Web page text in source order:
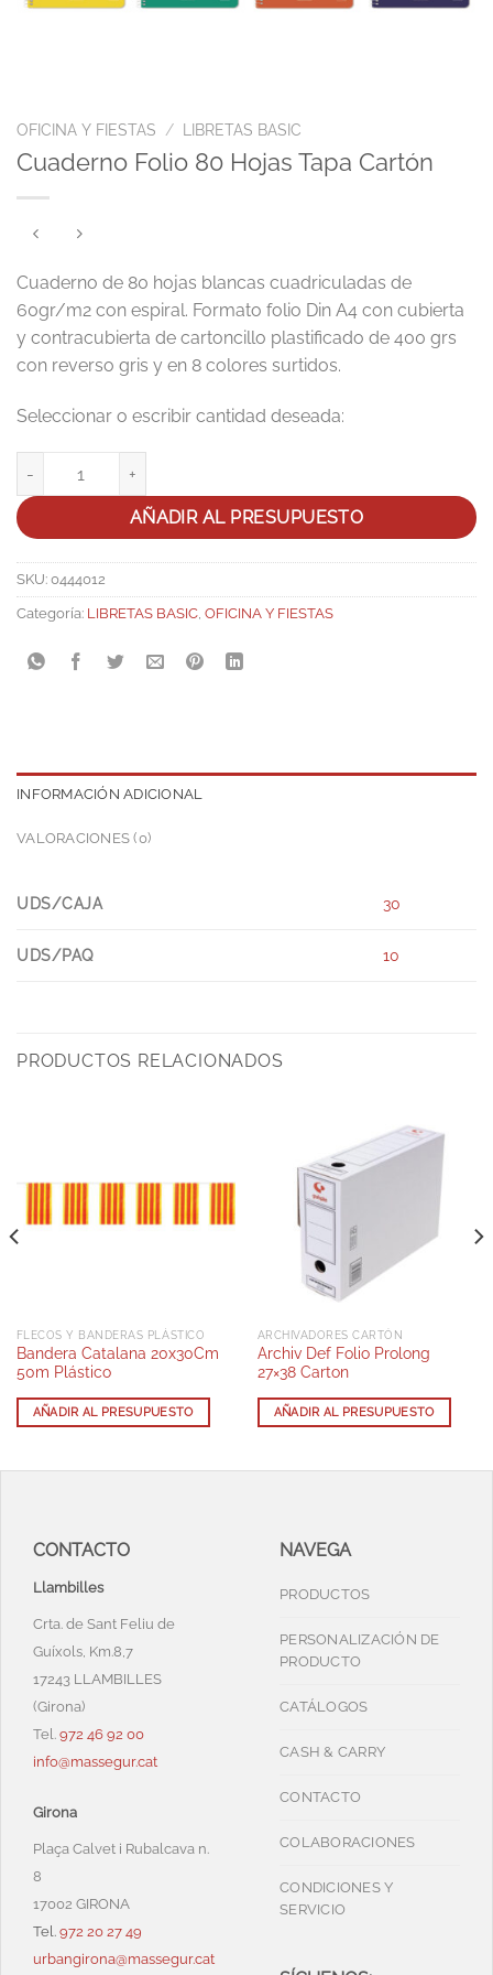
OFICINA Y FIESTAS / LIBRETAS BASIC
Cuaderno Folio 80 Hojas Tapa Cartón
Cuaderno de 80 hojas blancas cuadriculadas de
60gr/m2 con espiral. Formato folio Din A4 con cubierta
y contracubierta de cartoncillo plastificado de 400 grs
con reverso gris y en 8 colores surtidos.
AÑADIR AL PRESUPUESTO
SKU: 0444012
Categoría: LIBRETAS BASIC, OFICINA Y FIESTAS
INFORMACIÓN ADICIONAL
VALORACIONES (0)
UDS/CAJA 30
UDS/PAQ 10
PRODUCTOS RELACIONADOS
FLECOS Y BANDERAS PLÁSTICO
Bandera Catalana 20x30Cm
50m Plástico
AÑADIR AL PRESUPUESTO
ARCHIVADORES CARTÓN
Archiv Def Folio Prolong
27×38 Carton
AÑADIR AL PRESUPUESTO
CONTACTO
Llambilles
Crta. de Sant Feliu de
Guíxols, Km.8,7
17243 LLAMBILLES
(Girona)
Tel. 972 46 92 00
info@massegur.cat
Girona
Plaça Calvet i Rubalcava n.
8
17002 GIRONA
Tel. 972 20 27 49
urbangirona@massegur.cat
NAVEGA
PRODUCTOS
PERSONALIZACIÓN DE
PRODUCTO
CATÁLOGOS
CASH & CARRY
CONTACTO
COLABORACIONES
CONDICIONES Y
SERVICIO